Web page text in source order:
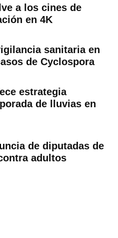
a los cines de
en 4K
sanitaria en
de Cyclospora
estrategia
de lluvias en
de diputadas de
adultos